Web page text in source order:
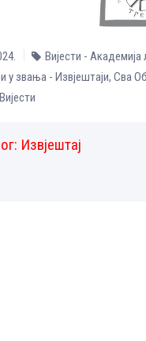
Вијести - Академија
у звања - Извјештаји, Сва
Извјештај